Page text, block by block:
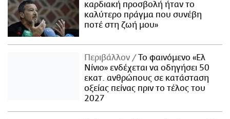
καρδιακή προσβολή ήταν το
καλύτερο πράγμα που συνέβη
ποτέ στη ζωή μου»
Περιβάλλον
Το φαινόμενο «Ελ
Νίνιο» ενδέχεται να οδηγήσει 50
εκατ. ανθρώπους σε κατάσταση
οξείας πείνας πριν το τέλος του
2027